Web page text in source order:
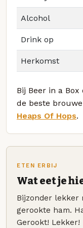
Alcohol
Drink op
Herkomst
Bij Beer in a
de beste
Heaps Of Hops.
ETEN ERBIJ
Wat eet je
Bijzonder lekker
gerookte ham.
Gerookt! Lekker!